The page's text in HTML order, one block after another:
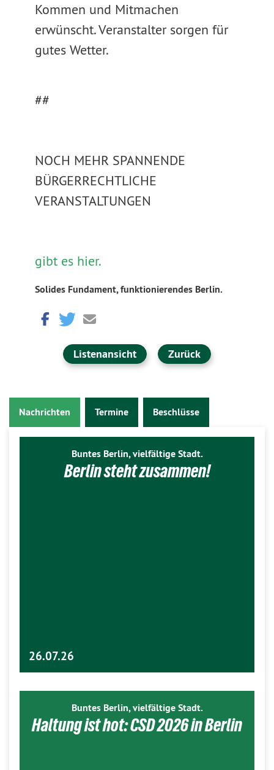
Kommen und Mitmachen
erwünscht. Veranstalter sorgen für
gutes Wetter.
##
NOCH MEHR SPANNENDE
BÜRGERRECHTLICHE
VERANSTALTUNGEN
gibt es hier.
Solides Fundament, funktionierendes Berlin.
Listenansicht Zurück
Nachrichten Termine Beschlüsse
Buntes Berlin, vielfältige Stadt.
Berlin steht zusammen!
26.07.26
Buntes Berlin, vielfältige Stadt.
Haltung ist hot: CSD 2026 in Berlin